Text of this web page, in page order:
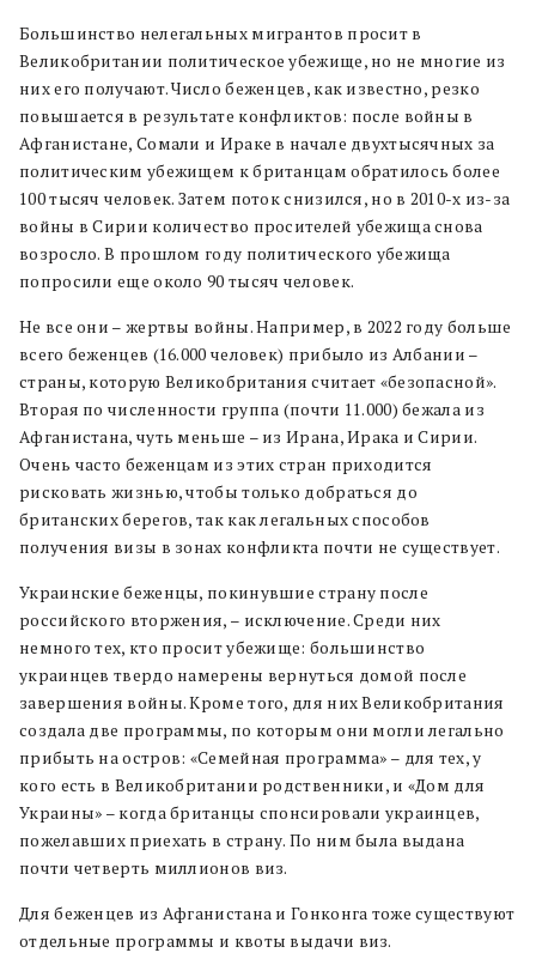
Большинство нелегальных мигрантов просит в
Великобритании политическое убежище, но не многие из
них его получают. Число беженцев, как известно, резко
повышается в результате конфликтов: после войны в
Афганистане, Сомали и Ираке в начале двухтысячных за
политическим убежищем к британцам обратилось более
100 тысяч человек. Затем поток снизился, но в 2010-х из-за
войны в Сирии количество просителей убежища снова
возросло. В прошлом году политического убежища
попросили еще около 90 тысяч человек.
Не все они – жертвы войны. Например, в 2022 году больше
всего беженцев (16.000 человек) прибыло из Албании –
страны, которую Великобритания считает «безопасной».
Вторая по численности группа (почти 11.000) бежала из
Афганистана, чуть меньше – из Ирана, Ирака и Сирии.
Очень часто беженцам из этих стран приходится
рисковать жизнью, чтобы только добраться до
британских берегов, так как легальных способов
получения визы в зонах конфликта почти не существует.
Украинские беженцы, покинувшие страну после
российского вторжения, – исключение. Среди них
немного тех, кто просит убежище: большинство
украинцев твердо намерены вернуться домой после
завершения войны. Кроме того, для них Великобритания
создала две программы, по которым они могли легально
прибыть на остров: «Семейная программа» – для тех, у
кого есть в Великобритании родственники, и «Дом для
Украины» – когда британцы спонсировали украинцев,
пожелавших приехать в страну. По ним была выдана
почти четверть миллионов виз.
Для беженцев из Афганистана и Гонконга тоже существуют
отдельные программы и квоты выдачи виз.